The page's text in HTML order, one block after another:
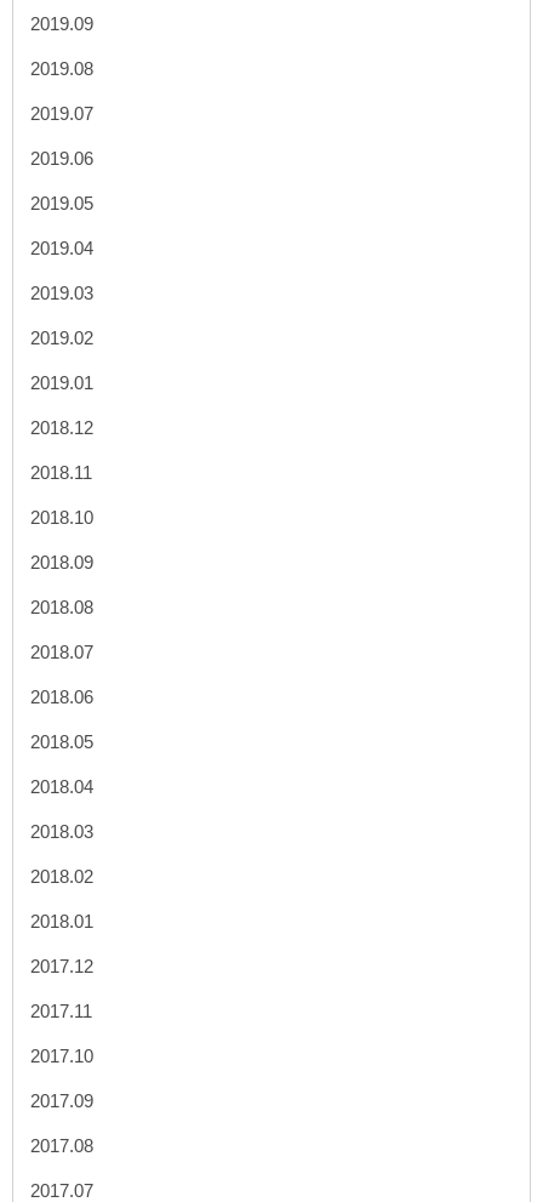
2019.09
2019.08
2019.07
2019.06
2019.05
2019.04
2019.03
2019.02
2019.01
2018.12
2018.11
2018.10
2018.09
2018.08
2018.07
2018.06
2018.05
2018.04
2018.03
2018.02
2018.01
2017.12
2017.11
2017.10
2017.09
2017.08
2017.07